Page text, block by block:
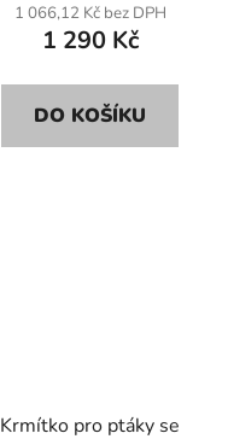
1 066,12 Kč bez DPH
1 290 Kč
DO KOŠÍKU
Krmítko pro ptáky se